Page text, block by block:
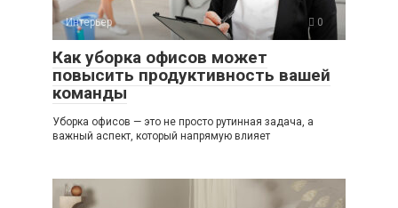
Интерьер 0
Как уборка офисов может
повысить продуктивность вашей
команды
Уборка офисов — это не просто рутинная задача, а
важный аспект, который напрямую влияет